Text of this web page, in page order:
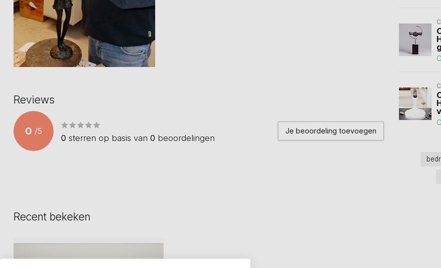
Reviews
0 /5
0 sterren op basis van 0 beoordelingen
Je beoordeling toevoegen
Recent bekeken